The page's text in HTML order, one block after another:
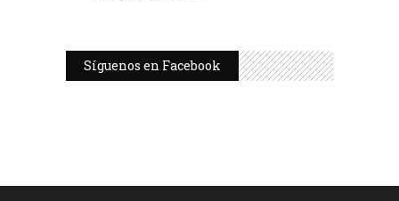
Síguenos en Facebook